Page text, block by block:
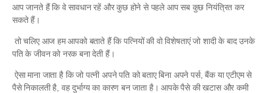
आप जानते हैं कि वे सावधान रहें और कुछ होने से पहले आप सब कुछ नियंत्रित कर
सकते हैं।
तो चलिए आज हम आपको बताते हैं कि पत्नियों की वो विशेषताएं जो शादी के बाद उनके
पति के जीवन को नरक बना देती हैं।
ऐसा माना जाता है कि जो पत्नी अपने पति को बताए बिना अपने पर्स, बैंक या एटीएम से
पैसे निकालती है, वह दुर्भाग्य का कारण बन जाता है। आपके पैसे की खटास और कमी